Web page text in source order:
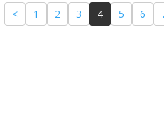
< 1 2 3 4 5 6